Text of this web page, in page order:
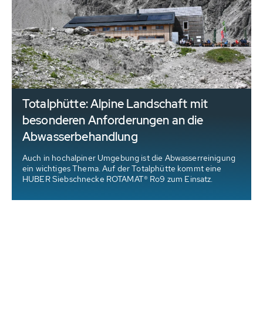
Totalphütte: Alpine Landschaft mit
besonderen Anforderungen an die
Abwasserbehandlung
Auch in hochalpiner Umgebung ist die Abwasserreinigung
ein wichtiges Thema. Auf der Totalphütte kommt eine
HUBER Siebschnecke ROTAMAT® Ro9 zum Einsatz.